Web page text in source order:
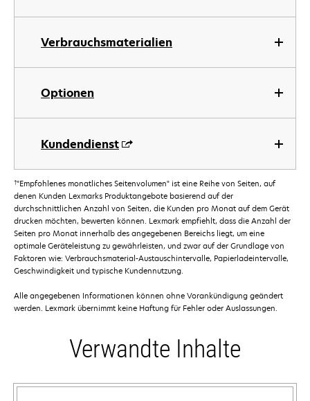
Verbrauchsmaterialien
Optionen
Kundendienst
†"Empfohlenes monatliches Seitenvolumen" ist eine Reihe von Seiten, auf
denen Kunden Lexmarks Produktangebote basierend auf der
durchschnittlichen Anzahl von Seiten, die Kunden pro Monat auf dem Gerät
drucken möchten, bewerten können. Lexmark empfiehlt, dass die Anzahl der
Seiten pro Monat innerhalb des angegebenen Bereichs liegt, um eine
optimale Geräteleistung zu gewährleisten, und zwar auf der Grundlage von
Faktoren wie: Verbrauchsmaterial-Austauschintervalle, Papierladeintervalle,
Geschwindigkeit und typische Kundennutzung.
Alle angegebenen Informationen können ohne Vorankündigung geändert
werden. Lexmark übernimmt keine Haftung für Fehler oder Auslassungen.
Verwandte Inhalte